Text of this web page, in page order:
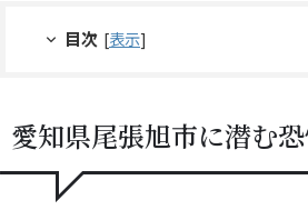
目次 [表示]
愛知県尾張旭市に潜む